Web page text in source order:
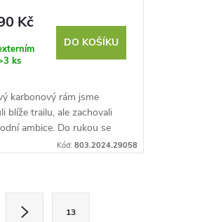
Kč
ks
DO KOŠÍKU
karbonový rám jsme
blíže trailu, ale zachovali
ambice. Do rukou se
dostane extrémně výkonný
Kód: 803.2024.29058
13